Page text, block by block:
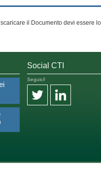
scaricare il Documento devi essere
Social CTI
Seguici!